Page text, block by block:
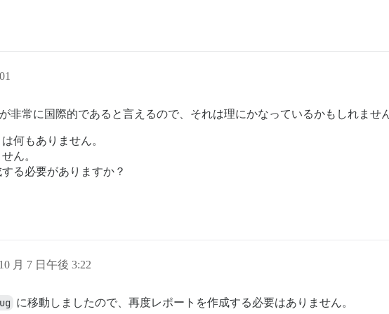
非常に国際的であると言えるので、それは理にかなっているかもしれませ
何もありません。
ん。
る必要がありますか？
月 7 日午後 3:22
に移動しましたので、再度レポートを作成する必要はありません。